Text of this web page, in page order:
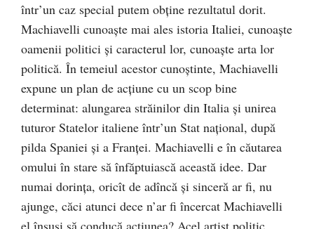
într’un caz special putem obține rezultatul dorit.
Machiavelli cunoaşte mai ales istoria Italiei, cunoaşte
oamenii politici şi caracterul lor, cunoaşte arta lor
politică. În temeiul acestor cunoştinte, Machiavelli
expune un plan de acțiune cu un scop bine
determinat: alungarea străinilor din Italia şi unirea
tuturor Statelor italiene într’un Stat național, după
pilda Spaniei şi a Franței. Machiavelli e în căutarea
omului în stare să înfăptuiască această idee. Dar
numai dorința, oricît de adîncă şi sinceră ar fi, nu
ajunge, căci atunci dece n’ar fi încercat Machiavelli
el însuşi să conducă acțiunea? Acel artist politic